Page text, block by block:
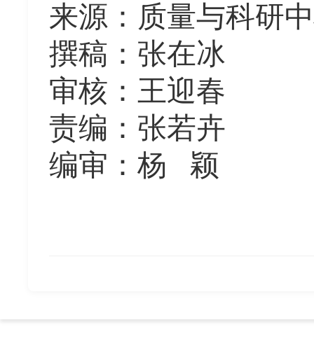
来源：质量与科研
撰稿：张在冰
审核：王迎春
责编： 张若卉
编审：杨
颖